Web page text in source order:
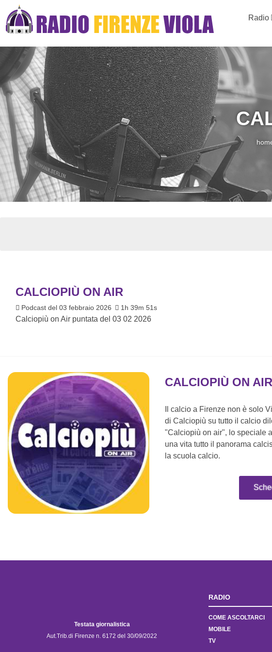
Radio
CALCIOPIÙ ON AIR
Podcast del 03 febbraio 2026 1h 39m 51s
Calciopiù on Air puntata del 03 02 2026
CALCIOPIÙ ON AIR
Il calcio a Firenze non è solo
di Calciopiù su tutto il calcio
"Calciopiù on air", lo speciale
una vita tutto il panorama
la scuola calcio.
Testata giornalistica
Aut.Trib.di Firenze n. 6172 del 30/09/2022
RADIO
COME ASCOLTARCI
MOBILE
TV